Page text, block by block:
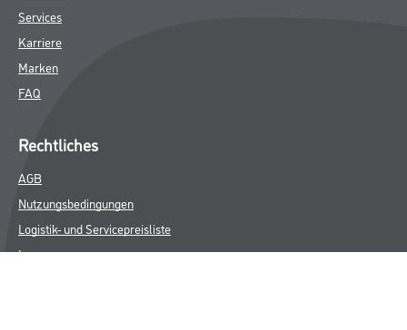
Services
Karriere
Marken
FAQ
Rechtliches
AGB
Nutzungsbedingungen
Logistik- und Servicepreisliste
Impressum